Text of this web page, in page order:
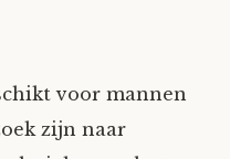
voor mannen
zijn naar